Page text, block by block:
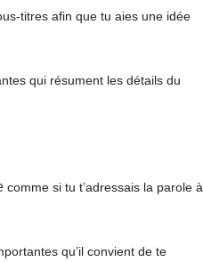
titres afin que tu aies une idée
qui résument les détails du
comme si tu t’adressais la parole à
qu’il convient de te